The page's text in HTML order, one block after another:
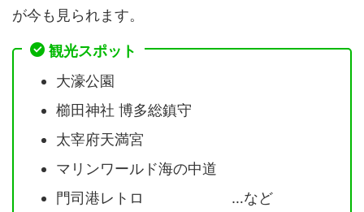
が今も見られます。
観光スポット
大濠公園
櫛田神社 博多総鎮守
太宰府天満宮
マリンワールド海の中道
門司港レトロ …など